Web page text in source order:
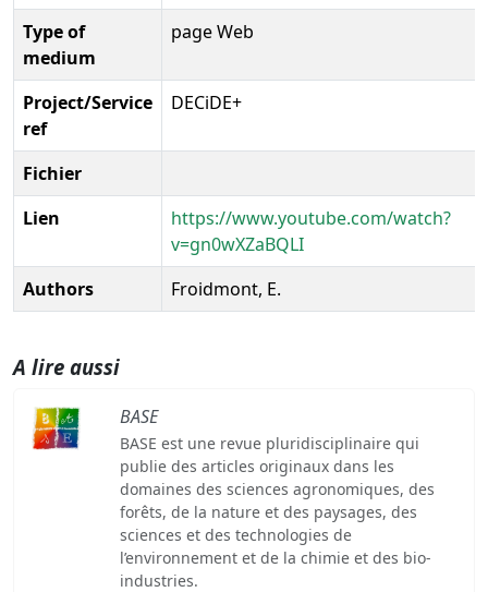
Type of
medium
page Web
Project/Service
ref
DECiDE+
Fichier
Lien
https://www.youtube.com/watch?
v=gn0wXZaBQLI
Authors
Froidmont, E.
A lire aussi
BASE
BASE est une revue pluridisciplinaire qui
publie des articles originaux dans les
domaines des sciences agronomiques, des
forêts, de la nature et des paysages, des
sciences et des technologies de
l’environnement et de la chimie et des bio-
industries.